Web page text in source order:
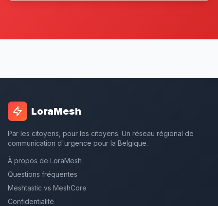
LoraMesh
Par les citoyens, pour les citoyens. Un réseau régional de
communication d'urgence pour la Belgique.
À propos de LoraMesh
Questions fréquentes
Meshtastic vs MeshCore
Confidentialité